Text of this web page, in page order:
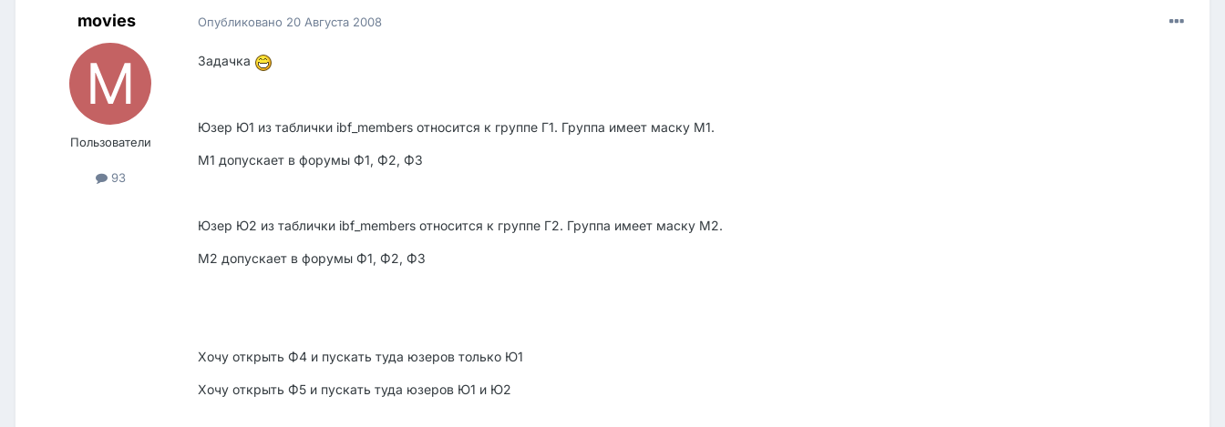
movies
Пользователи
93
Опубликовано 20 Августа 2008
Задачка
Юзер Ю1 из таблички ibf_members относится к группе Г1. Группа имеет маску М1.
M1 допускает в форумы Ф1, Ф2, Ф3
Юзер Ю2 из таблички ibf_members относится к группе Г2. Группа имеет маску М2.
M2 допускает в форумы Ф1, Ф2, Ф3
Хочу открыть Ф4 и пускать туда юзеров только Ю1
Хочу открыть Ф5 и пускать туда юзеров Ю1 и Ю2